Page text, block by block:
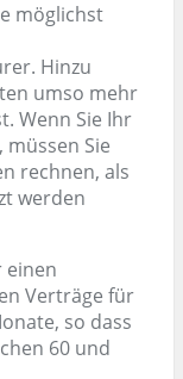
möglichst
Hinzu
umso mehr
Wenn Sie Ihr
Sie
rechnen, als
werden
einen
Verträge für
so dass
60 und